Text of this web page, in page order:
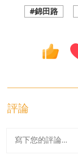
#錦田路
評論